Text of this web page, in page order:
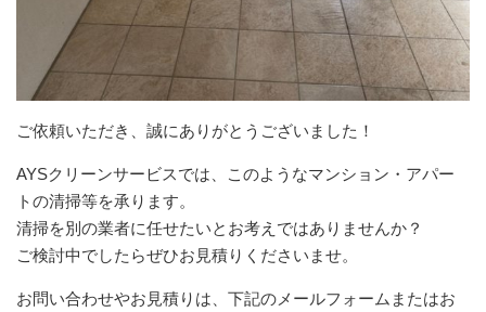
ご依頼いただき、誠にありがとうございました！
AYSクリーンサービスでは、このようなマンション・アパー
トの清掃等を承ります。
清掃を別の業者に任せたいとお考えではありませんか？
ご検討中でしたらぜひお見積りくださいませ。
お問い合わせやお見積りは、下記のメールフォームまたはお